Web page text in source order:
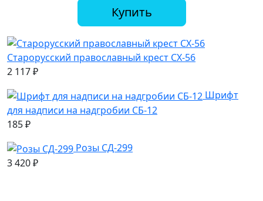
Купить
Старорусский православный крест СХ-56
2 117₽
Шрифт
для надписи на надгробии СБ-12
185₽
Розы СД-299
3 420₽